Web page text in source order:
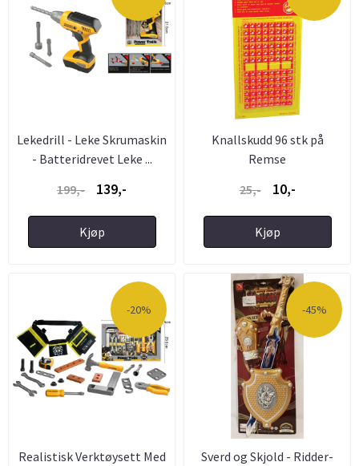
Lekedrill - Leke Skrumaskin
- Batteridrevet Leke ...
199,-
139,-
Kjøp
Knallskudd 96 stk på
Remse
25,-
10,-
Kjøp
-20%
Realistisk Verktøysett Med
-45%
Sverd og Skjold - Ridder-